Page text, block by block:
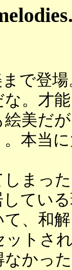
で登
な。才
美だ
本当
まっ
てい
、和
ットさ
かっ